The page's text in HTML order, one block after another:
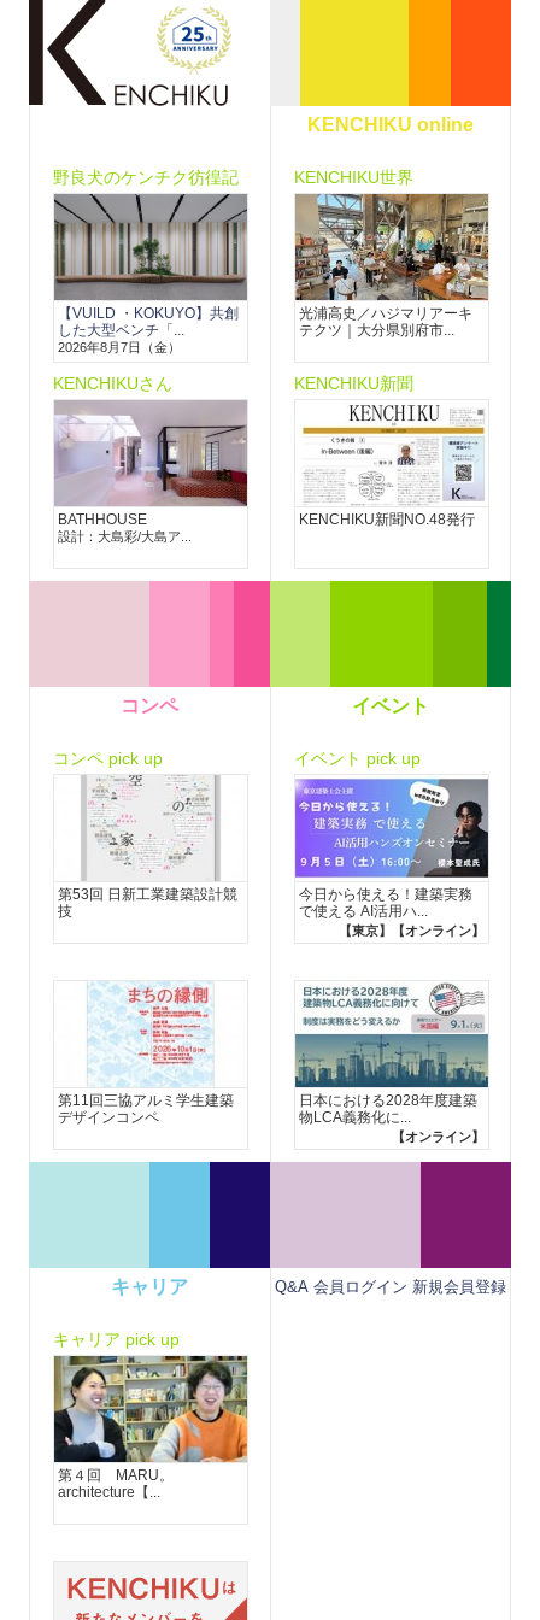
KENCHIKU online
野良犬のケンチク彷徨記
【VUILD ・KOKUYO】共創
した大型ベンチ「...
2026年8月7日（金）
KENCHIKUさん
BATHHOUSE
設計：大島彩/大島ア...
KENCHIKU世界
光浦高史／ハジマリアーキ
テクツ｜大分県別府市...
KENCHIKU新聞
KENCHIKU新聞NO.48発行
コンペ イベント
コンペ pick up
第53回 日新工業建築設計競
技
第11回三協アルミ学生建築
デザインコンペ
イベント pick up
今日から使える！建築実務
で使える AI活用ハ...
【東京】【オンライン】
日本における2028年度建築
物LCA義務化に...
【オンライン】
キャリア Q&A 会員ログイン 新規会員登録
キャリア pick up
第４回 MARU。
architecture【...